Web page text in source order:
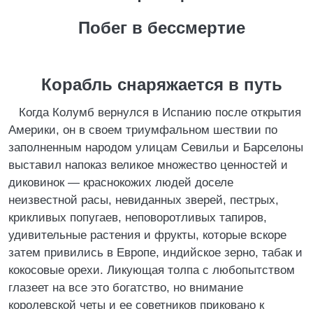
Побег в бессмертие
Корабль снаряжается в путь
Когда Колумб вернулся в Испанию после открытия
Америки, он в своем триумфальном шествии по
заполненным народом улицам Севильи и Барселоны
выставил напоказ великое множество ценностей и
диковинок — краснокожих людей доселе
неизвестной расы, невиданных зверей, пестрых,
крикливых попугаев, неповоротливых тапиров,
удивительные растения и фрукты, которые вскоре
затем привились в Европе, индийское зерно, табак и
кокосовые орехи. Ликующая толпа с любопытством
глазеет на все это богатство, но внимание
королевской четы и ее советников приковано к